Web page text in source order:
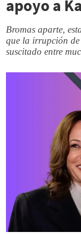
apoyo a
Bromas aparte,
que la irrupción
suscitado entre